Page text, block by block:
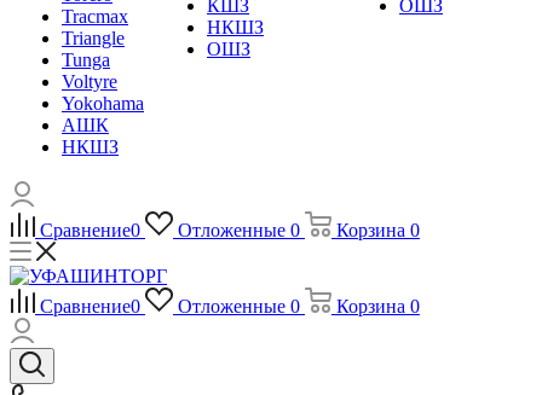
Tracmax
Triangle
Tunga
Voltyre
Yokohama
АШК
НКШЗ
КШЗ
НКШЗ
ОШЗ
ОШЗ
Сравнение0 Отложенные 0 Корзина 0
Сравнение0 Отложенные 0 Корзина 0